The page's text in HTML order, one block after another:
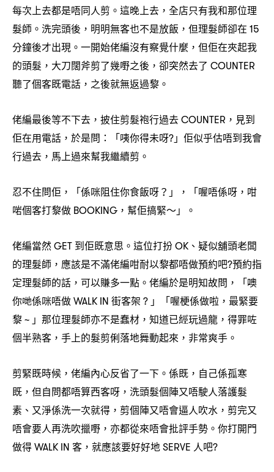
每次上去都是唔同人剪。這晚上去 ， 全店只有我和那位理
髮師。洗完頭後 ， 明明無客也不是放飯 ， 但理髮師卻在 15
分鐘後才出現。一開始佬編沒有察覺什麼 ， 但佢在夾起我
的頭髮 ， 大刀闊斧剪了幾嘢之後 ， 卻突然去了 COUNTER
聽了個客既電話 ， 之後就無返過黎。
佬編最後等不下去 ， 披住剪髮袍行過去COUNTER， 見到
佢在用電話 ， 於是問 ： 「咦你得未呀?」佢似乎估唔到我會
行過去 ， 馬上過來幫我繼續剪。
忍不住問佢 ， 「係咪阻住你食飯呀？ 」 ， 「喔唔係呀 ， 咁
啱個客打黎做 BOOKING， 幫佢搞緊～」。
佬編當然GET 到佢既意思。這位打扮OK 、疑似舖頭老闆
的理髮師 ， 應該是不滿佬編咁耐以黎都唔做預約吧?預約指
定理髮師的話 ， 可以賺多一點。佬編於是明知故問 ，
「噢
你哋係咪唔做WALK IN 街客架 ? 」「喔梗係做啦 ， 最緊要
黎~ 」那位理髮師亦不是蠢材 ， 知道已經玩過龍 ， 得罪咗
個半熟客 ， 手上的髮剪俐落地舞動起來 ， 非常爽手。
剪緊既時候 ， 佬編內心反省了一下。係既 ， 自己係孤寒
既 ， 但自問都唔算西客呀 ， 洗頭髮個陣又唔駛人落護髮
素、又淨係洗一次就得 ， 剪個陣又唔會逼人吹水 ， 剪完又
唔會要人再洗吹擸嘢 ， 亦都從來唔會批評手勢。你打開門
做得WALK IN 客 ， 就應該要好好地SERVE 人吧?